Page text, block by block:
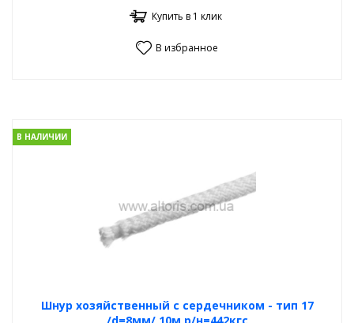
Купить в 1 клик
В избранное
Шнур хозяйственный с сердечником - тип 17
В НАЛИЧИИ